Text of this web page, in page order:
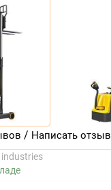
/ Написать отзыв
industries